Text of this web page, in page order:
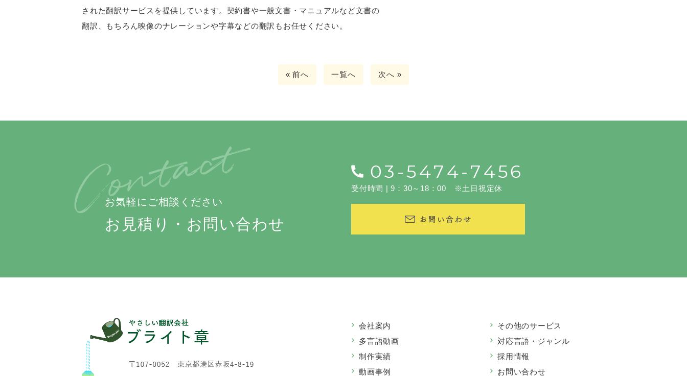
された翻訳サービスを提供しています。契約書や一般文書・マニュアルなど文書の
翻訳、もちろん映像のナレーションや字幕などの翻訳もお任せください。
« 前へ 一覧へ 次へ »
お気軽にご相談ください
お見積り・お問い合わせ
受付時間 | 9：30～18：00 ※土日祝定休
会社案内
多言語動画
制作実績
動画事例
その他のサービス
対応言語・ジャンル
採用情報
お問い合わせ